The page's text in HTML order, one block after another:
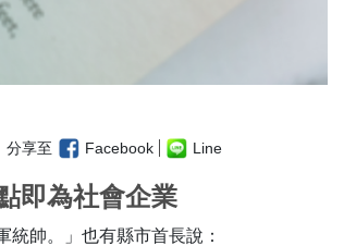
分享至 Facebook Line
即為社會企業
帥。」也有縣市首長說：